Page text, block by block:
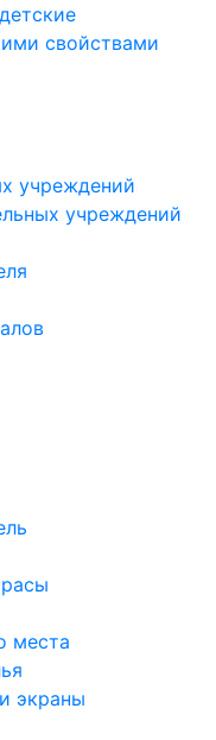
свойствами
учреждений
учреждений
места
экраны